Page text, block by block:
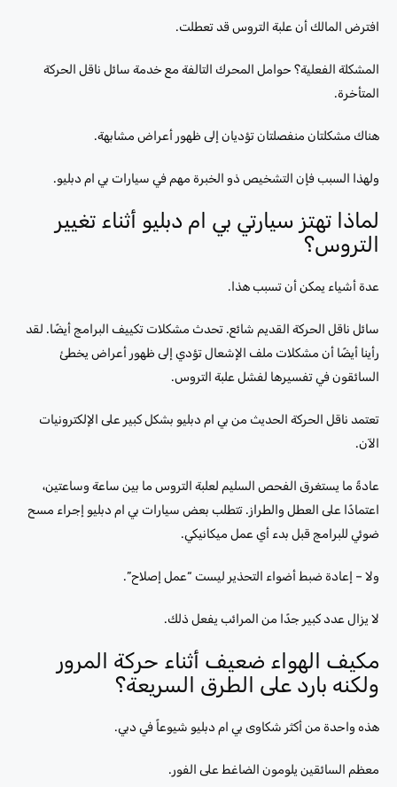
افترض المالك أن علبة التروس قد تعطلت.
المشكلة الفعلية؟ حوامل المحرك التالفة مع خدمة سائل ناقل الحركة
المتأخرة.
هناك مشكلتان منفصلتان تؤديان إلى ظهور أعراض مشابهة.
ولهذا السبب فإن التشخيص ذو الخبرة مهم في سيارات بي ام دبليو.
لماذا تهتز سيارتي بي ام دبليو أثناء تغيير
التروس؟
عدة أشياء يمكن أن تسبب هذا.
سائل ناقل الحركة القديم شائع. تحدث مشكلات تكييف البرامج أيضًا. لقد
رأينا أيضًا أن مشكلات ملف الإشعال تؤدي إلى ظهور أعراض يخطئ
السائقون في تفسيرها لفشل علبة التروس.
تعتمد ناقل الحركة الحديث من بي ام دبليو بشكل كبير على الإلكترونيات
الآن.
عادةً ما يستغرق الفحص السليم لعلبة التروس ما بين ساعة وساعتين،
اعتمادًا على العطل والطراز. تتطلب بعض سيارات بي ام دبليو إجراء مسح
ضوئي للبرامج قبل بدء أي عمل ميكانيكي.
ولا – إعادة ضبط أضواء التحذير ليست “عمل إصلاح”.
لا يزال عدد كبير جدًا من المرائب يفعل ذلك.
مكيف الهواء ضعيف أثناء حركة المرور
ولكنه بارد على الطرق السريعة؟
هذه واحدة من أكثر شكاوى بي ام دبليو شيوعاً في دبي.
معظم السائقين يلومون الضاغط على الفور.